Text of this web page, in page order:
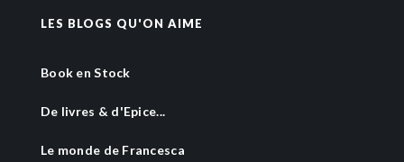
LES BLOGS QU'ON AIME
Book en Stock
De livres & d'Epice...
Le monde de Francesca